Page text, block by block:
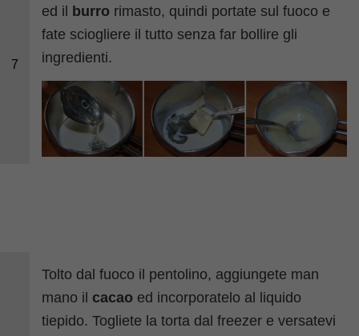
7
ed il
burro rimasto, quindi portate sul fuoco e
fate sciogliere il tutto senza far bollire gli
ingredienti.
Tolto dal fuoco il pentolino, aggiungete man
mano il cacao ed incorporatelo al liquido
tiepido. Togliete la torta dal freezer e versatevi